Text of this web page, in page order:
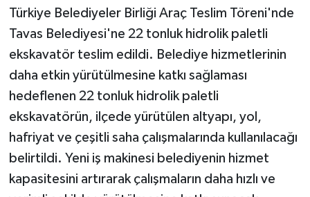
Türkiye Belediyeler Birliği Araç Teslim Töreni'nde
Tavas Belediyesi'ne 22 tonluk hidrolik paletli
ekskavatör teslim edildi. Belediye hizmetlerinin
daha etkin yürütülmesine katkı sağlaması
hedeflenen 22 tonluk hidrolik paletli
ekskavatörün, ilçede yürütülen altyapı, yol,
hafriyat ve çeşitli saha çalışmalarında kullanılacağı
belirtildi. Yeni iş makinesi belediyenin hizmet
kapasitesini artırarak çalışmaların daha hızlı ve